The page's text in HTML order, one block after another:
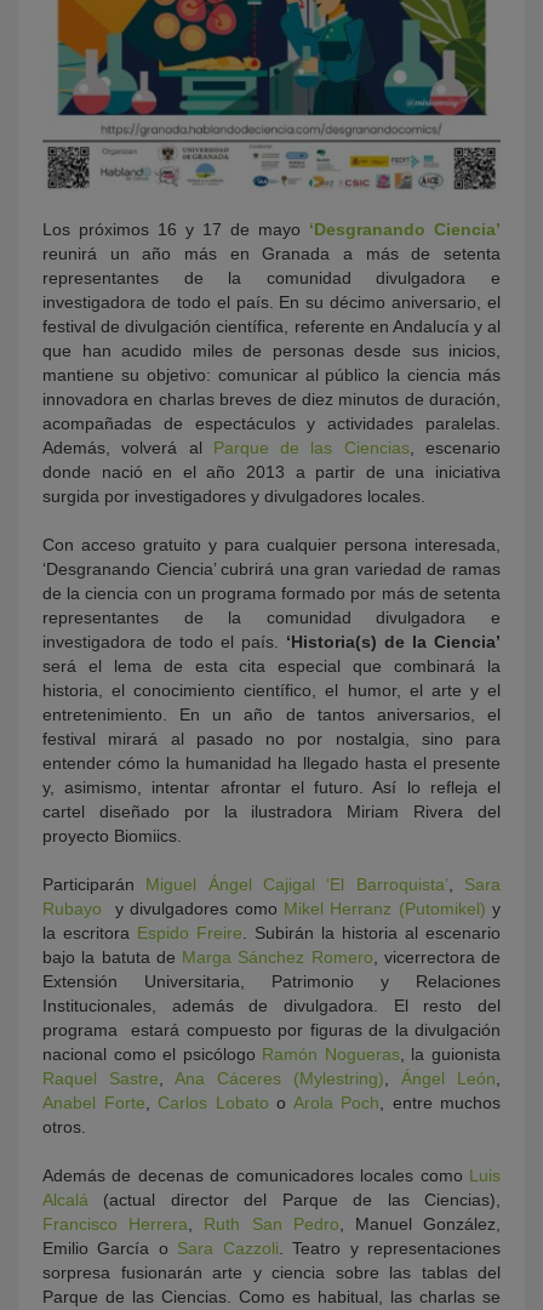
Los próximos 16 y 17 de mayo ‘Desgranando Ciencia’
reunirá un año más en Granada a más de setenta
representantes de la comunidad divulgadora e
investigadora de todo el país. En su décimo aniversario, el
festival de divulgación científica, referente en Andalucía y al
que han acudido miles de personas desde sus inicios,
mantiene su objetivo: comunicar al público la ciencia más
innovadora en charlas breves de diez minutos de duración,
acompañadas de espectáculos y actividades paralelas.
Además, volverá al Parque de las Ciencias, escenario
donde nació en el año 2013 a partir de una iniciativa
surgida por investigadores y divulgadores locales.
Con acceso gratuito y para cualquier persona interesada,
‘Desgranando Ciencia’ cubrirá una gran variedad de ramas
de la ciencia con un programa formado por más de setenta
representantes de la comunidad divulgadora e
investigadora de todo el país. ‘Historia(s) de la Ciencia’
será el lema de esta cita especial que combinará la
historia, el conocimiento científico, el humor, el arte y el
entretenimiento. En un año de tantos aniversarios, el
festival mirará al pasado no por nostalgia, sino para
entender cómo la humanidad ha llegado hasta el presente
y, asimismo, intentar afrontar el futuro. Así lo refleja el
cartel diseñado por la ilustradora Miriam Rivera del
proyecto Biomiics.
Participarán Miguel Ángel Cajigal ‘El Barroquista’, Sara
Rubayo y divulgadores como Mikel Herranz (Putomikel) y
la escritora Espido Freire . Subirán la historia al escenario
bajo la batuta de Marga Sánchez Romero , vicerrectora de
Extensión Universitaria, Patrimonio y Relaciones
Institucionales, además de divulgadora. El resto del
programa estará compuesto por figuras de la divulgación
nacional como el psicólogo Ramón Nogueras, la guionista
Raquel Sastre
Ana Cáceres (Mylestring) Ángel León
Anabel Forte
Carlos Lobato o Arola Poch , entre muchos
otros.
Además de decenas de comunicadores locales como Luis
Alcalá (actual director del Parque de las Ciencias),
Francisco Herrera
Ruth San Pedro , Manuel González,
Emilio García o Sara Cazzoli . Teatro y representaciones
sorpresa fusionarán arte y ciencia sobre las tablas del
Parque de las Ciencias. Como es habitual, las charlas se